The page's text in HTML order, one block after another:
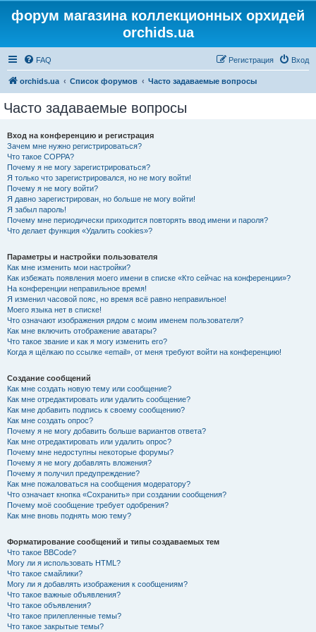
форум магазина коллекционных орхидей
orchids.ua
FAQ Вход
Регистрация
orchids.ua Список форумов Часто задаваемые вопросы
Часто задаваемые вопросы
Вход на конференцию и регистрация
Зачем мне нужно регистрироваться?
Что такое COPPA?
Почему я не могу зарегистрироваться?
Я только что зарегистрировался, но не могу войти!
Почему я не могу войти?
Я давно зарегистрирован, но больше не могу войти!
Я забыл пароль!
Почему мне периодически приходится повторять ввод имени и пароля?
Что делает функция «Удалить cookies»?
Параметры и настройки пользователя
Как мне изменить мои настройки?
Как избежать появления моего имени в списке «Кто сейчас на конференции»?
На конференции неправильное время!
Я изменил часовой пояс, но время всё равно неправильное!
Моего языка нет в списке!
Что означают изображения рядом с моим именем пользователя?
Как мне включить отображение аватары?
Что такое звание и как я могу изменить его?
Когда я щёлкаю по ссылке «email», от меня требуют войти на конференцию!
Создание сообщений
Как мне создать новую тему или сообщение?
Как мне отредактировать или удалить сообщение?
Как мне добавить подпись к своему сообщению?
Как мне создать опрос?
Почему я не могу добавить больше вариантов ответа?
Как мне отредактировать или удалить опрос?
Почему мне недоступны некоторые форумы?
Почему я не могу добавлять вложения?
Почему я получил предупреждение?
Как мне пожаловаться на сообщения модератору?
Что означает кнопка «Сохранить» при создании сообщения?
Почему моё сообщение требует одобрения?
Как мне вновь поднять мою тему?
Форматирование сообщений и типы создаваемых тем
Что такое BBCode?
Могу ли я использовать HTML?
Что такое смайлики?
Могу ли я добавлять изображения к сообщениям?
Что такое важные объявления?
Что такое объявления?
Что такое прилепленные темы?
Что такое закрытые темы?